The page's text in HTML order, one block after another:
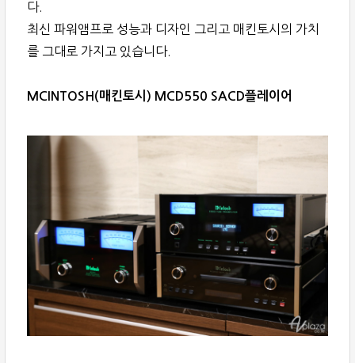
다.
최신 파워앰프로 성능과 디자인 그리고 매킨토시의 가치
를 그대로 가지고 있습니다.
MCINTOSH(매킨토시) MCD550 SACD플레이어